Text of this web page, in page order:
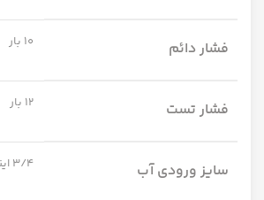
فشار دائم 10 بار
فشار تست 12 بار
سایز ورودی آب 3/4 اینچ